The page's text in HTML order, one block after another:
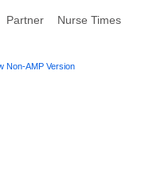
Partner Nurse Times
Non-AMP Version